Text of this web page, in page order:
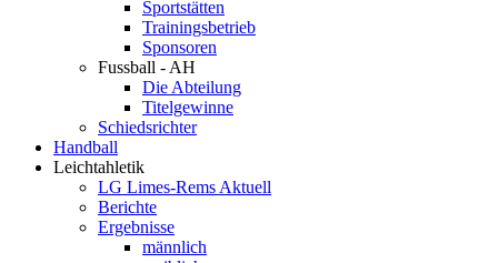
Sportstätten
Trainingsbetrieb
Sponsoren
Fussball - AH
Die Abteilung
Titelgewinne
Schiedsrichter
Handball
Leichtahletik
LG Limes-Rems Aktuell
Berichte
Ergebnisse
männlich